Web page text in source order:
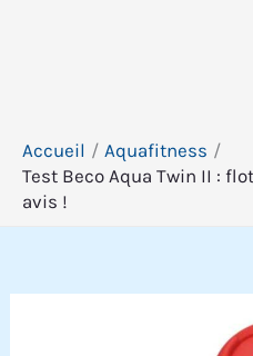
Accueil
Aquafitness
Test Beco Aqua Twin II :
avis !